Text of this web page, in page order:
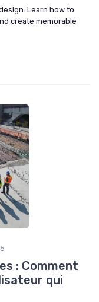
Learn how to
create memorable
: Comment
qui